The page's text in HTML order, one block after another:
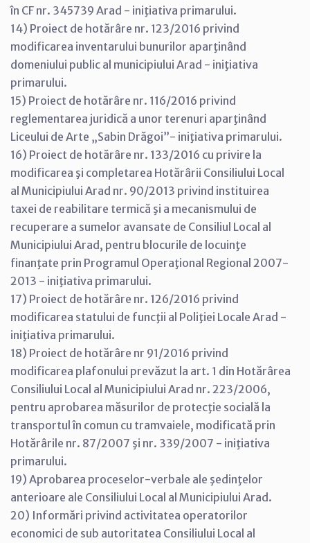
în CF nr. 345739 Arad - iniţiativa primarului.
14) Proiect de hotărâre nr. 123/2016 privind
modificarea inventarului bunurilor aparţinând
domeniului public al municipiului Arad - iniţiativa
primarului.
15) Proiect de hotărâre nr. 116/2016 privind
reglementarea juridică a unor terenuri aparţinând
Liceului de Arte „Sabin Drăgoi”- iniţiativa primarului.
16) Proiect de hotărâre nr. 133/2016 cu privire la
modificarea şi completarea Hotărârii Consiliului Local
al Municipiului Arad nr. 90/2013 privind instituirea
taxei de reabilitare termică şi a mecanismului de
recuperare a sumelor avansate de Consiliul Local al
Municipiului Arad, pentru blocurile de locuinţe
finanţate prin Programul Operaţional Regional 2007-
2013 - iniţiativa primarului.
17) Proiect de hotărâre nr. 126/2016 privind
modificarea statului de funcţii al Poliţiei Locale Arad -
iniţiativa primarului.
18) Proiect de hotărâre nr 91/2016 privind
modificarea plafonului prevăzut la art. 1 din Hotărârea
Consiliului Local al Municipiului Arad nr. 223/2006,
pentru aprobarea măsurilor de protecţie socială la
transportul în comun cu tramvaiele, modificată prin
Hotărârile nr. 87/2007 şi nr. 339/2007 - iniţiativa
primarului.
19) Aprobarea proceselor-verbale ale şedinţelor
anterioare ale Consiliului Local al Municipiului Arad.
20) Informări privind activitatea operatorilor
economici de sub autoritatea Consiliului Local al